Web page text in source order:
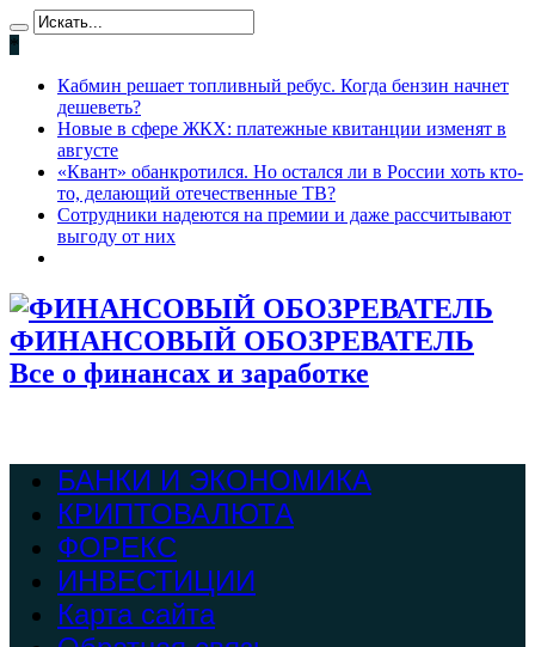
*
Кабмин решает топливный ребус. Когда бензин начнет
дешеветь?
Новые в сфере ЖКХ: платежные квитанции изменят в
августе
«Квант» обанкротился. Но остался ли в России хоть кто-
то, делающий отечественные ТВ?
Сотрудники надеются на премии и даже рассчитывают
выгоду от них
ФИНАНСОВЫЙ ОБОЗРЕВАТЕЛЬ
Все о финансах и заработке
БАНКИ И ЭКОНОМИКА
КРИПТОВАЛЮТА
ФОРЕКС
ИНВЕСТИЦИИ
Карта сайта